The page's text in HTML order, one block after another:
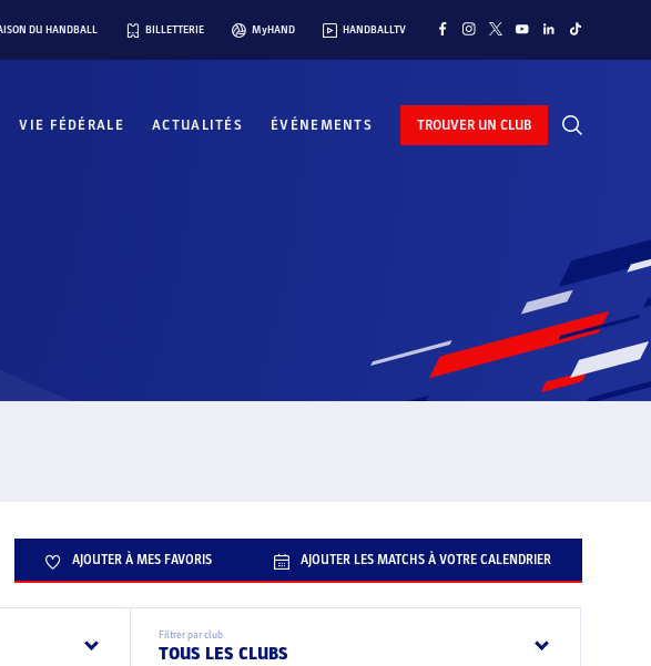
DU HANDBALL BILLETTERIE MyHAND HANDBALLTV
VIE FÉDÉRALE ACTUALITÉS ÉVÉNEMENTS TROUVER UN CLUB
AJOUTER À MES FAVORIS AJOUTER LES MATCHS À VOTRE CALENDRIER
Filtrer par club
TOUS LES CLUBS